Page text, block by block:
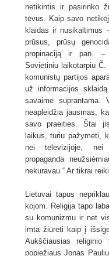
netikintis ir pasirinko
tėvus. Kaip savo
klaidas ir nusikaltimus
prūsus, prūsų
propinaciją ir pan. –
Sovietiniu laikotarpiu
komunistų partijos
už informacijos
savaime
neapleidžia jausmas,
savo praeities. Štai
laikus, turiu pažymėti,
nei televizijoje, nei
propaganda
nekuravau.“ Ar tikrai
Lietuvai tapus
kojom. Religija tapo
su komunizmu ir net
imta žiūrėti kaip į
Aukščiausias
popiežiaus Jonas